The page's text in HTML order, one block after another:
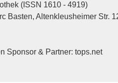
(ISSN 1610 - 4919)
Basten, Altenkleusheimer Str.
Sponsor & Partner: tops.net